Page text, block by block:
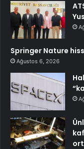
Springer Nature
Ağustos 6, 2026